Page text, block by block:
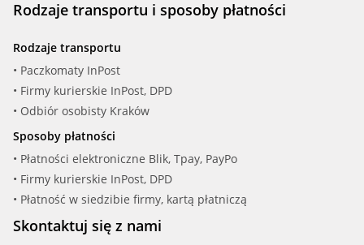
Rodzaje transportu i sposoby płatności
Rodzaje transportu
• Paczkomaty InPost
• Firmy kurierskie InPost, DPD
• Odbiór osobisty Kraków
Sposoby płatności
• Płatności elektroniczne Blik, Tpay, PayPo
• Firmy kurierskie InPost, DPD
• Płatność w siedzibie firmy, kartą płatniczą
Skontaktuj się z nami